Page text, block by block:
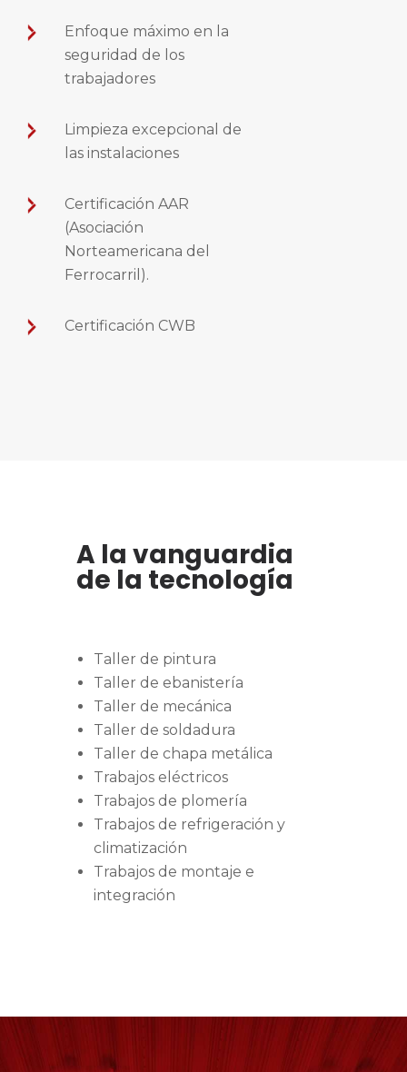
Enfoque máximo en la
seguridad de los
trabajadores
Limpieza excepcional de
las instalaciones
Certificación AAR
(Asociación
Norteamericana del
Ferrocarril).
Certificación CWB
A la vanguardia
de la tecnología
Taller de pintura
Taller de ebanistería
Taller de mecánica
Taller de soldadura
Taller de chapa metálica
Trabajos eléctricos
Trabajos de plomería
Trabajos de refrigeración y
climatización
Trabajos de montaje e
integración